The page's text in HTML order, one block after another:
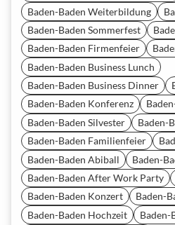
Baden-Baden Weiterbildung
Baden-Baden Sommerfest
Baden-Baden Firmenfeier
Baden-Baden Business Lunch
Baden-Baden Business Dinner
Baden-Baden Konferenz
Baden-Baden Silvester
Baden-
Baden-Baden Familienfeier
Baden-Baden Abiball
Baden-
Baden-Baden After Work Party
Baden-Baden Konzert
Baden-
Baden-Baden Hochzeit
Baden-